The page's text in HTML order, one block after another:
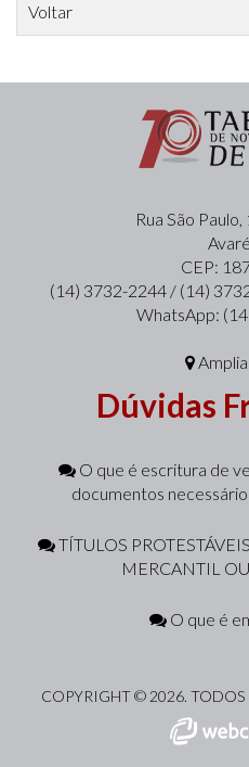
Voltar
Rua São
CEP:
(14) 3732-2244 / (14)
WhatsApp:
Dúvidas
O que é escritura de
documentos
TÍTULOS
MERCANTIL
O que é
COPYRIGHT © 2026. TODOS